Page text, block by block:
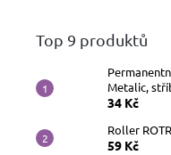
Top 9 produktů
Metalic,
34 Kč
Roller
59 Kč